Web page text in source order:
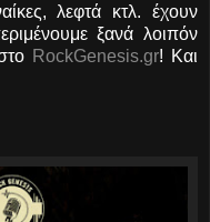
λεφτά κτλ. έχουν
ξανά λοιπόν
RockGenesis.gr! Και